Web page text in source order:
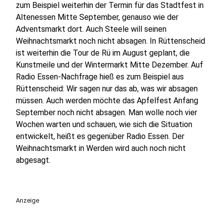
zum Beispiel weiterhin der Termin für das Stadtfest in
Altenessen Mitte September, genauso wie der
Adventsmarkt dort. Auch Steele will seinen
Weihnachtsmarkt noch nicht absagen. In Rüttenscheid
ist weiterhin die Tour de Rü im August geplant, die
Kunstmeile und der Wintermarkt Mitte Dezember. Auf
Radio Essen-Nachfrage hieß es zum Beispiel aus
Rüttenscheid: Wir sagen nur das ab, was wir absagen
müssen. Auch werden möchte das Apfelfest Anfang
September noch nicht absagen. Man wolle noch vier
Wochen warten und schauen, wie sich die Situation
entwickelt, heißt es gegenüber Radio Essen. Der
Weihnachtsmarkt in Werden wird auch noch nicht
abgesagt.
Anzeige